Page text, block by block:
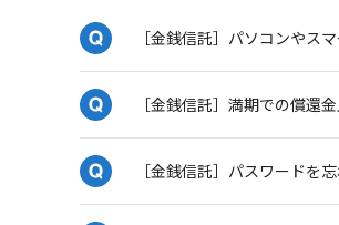
［金銭信託］パソコンやス
［金銭信託］満期での償還
［金銭信託］パスワードを